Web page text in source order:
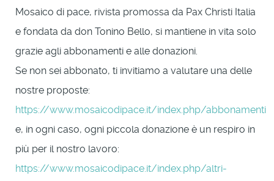
Mosaico di pace, rivista promossa da Pax Christi Italia
e fondata da don Tonino Bello, si mantiene in vita solo
grazie agli abbonamenti e alle donazioni.
Se non sei abbonato, ti invitiamo a valutare una delle
nostre proposte:
https://www.mosaicodipace.it/index.php/abbonamenti
e, in ogni caso, ogni piccola donazione è un respiro in
più per il nostro lavoro:
https://www.mosaicodipace.it/index.php/altri-